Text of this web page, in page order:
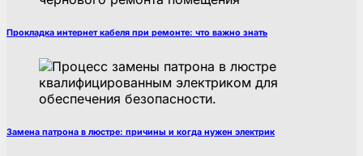
Прокладка интернет кабеля при ремонте: что важно знать
Замена патрона в люстре: причины и когда нужен электрик